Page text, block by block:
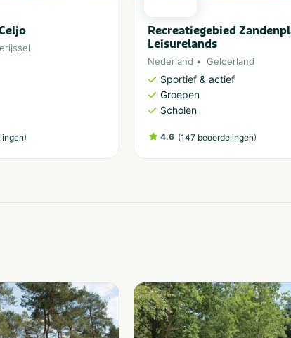
)
Recreatiegebied
Leisurelands
Nederland Gelderland
Sportief & actief
Groepen
Scholen
4.6 (147 beoordelingen)